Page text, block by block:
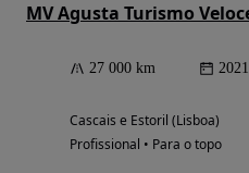
27 000 km 2021
Cascais e Estoril (Lisboa)
Profissional • Para o topo